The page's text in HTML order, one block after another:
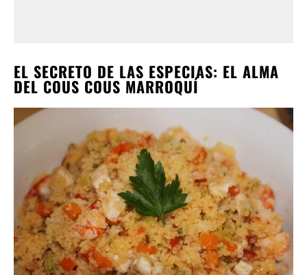
EL SECRETO DE LAS ESPECIAS: EL ALMA
DEL COUS COUS MARROQUÍ